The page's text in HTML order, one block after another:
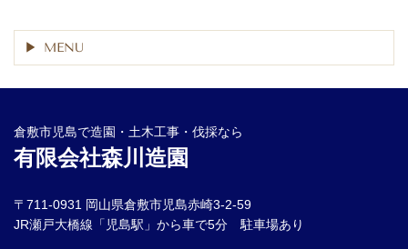
MENU
倉敷市児島で造園・土木工事・伐採なら
有限会社森川造園
〒711-0931 岡山県倉敷市児島赤崎3-2-59
JR瀬戸大橋線「児島駅」から車で5分 駐車場あり